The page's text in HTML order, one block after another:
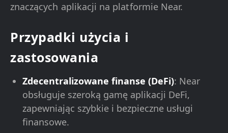
znaczących aplikacji na platformie Near.
Przypadki użycia i
zastosowania
Zdecentralizowane finanse (DeFi): Near
obsługuje szeroką gamę aplikacji DeFi,
zapewniając szybkie i bezpieczne usługi
finansowe.